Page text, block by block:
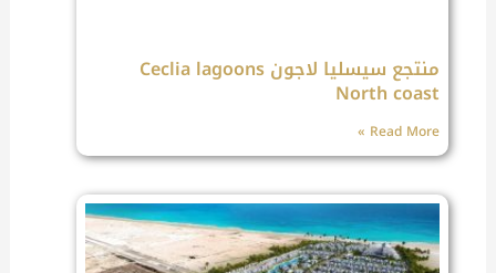
منتجع سيسليا لاجون Ceclia lagoons
North coast
Read More »